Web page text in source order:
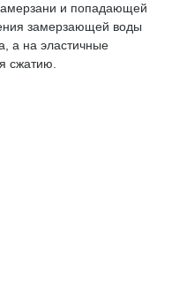
и попадающей
замерзающей воды
а на эластичные
сжатию.